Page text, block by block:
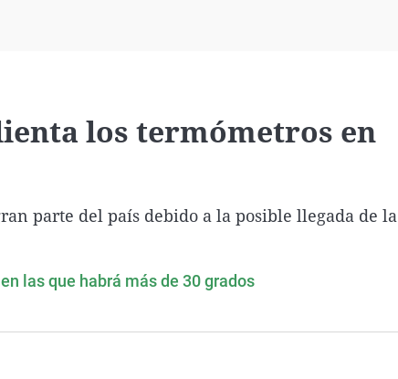
los termómetros en
parte del país debido a la posible llegada de la
las que habrá más de 30 grados